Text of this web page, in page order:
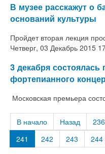
В музее расскажут о
оснований культуры
Пройдет вторая лекция
Четверг, 03 Декабрь 2015
3 декабря
фортепианного
Московская премьера
В начало Назад 236
241
242 243 244